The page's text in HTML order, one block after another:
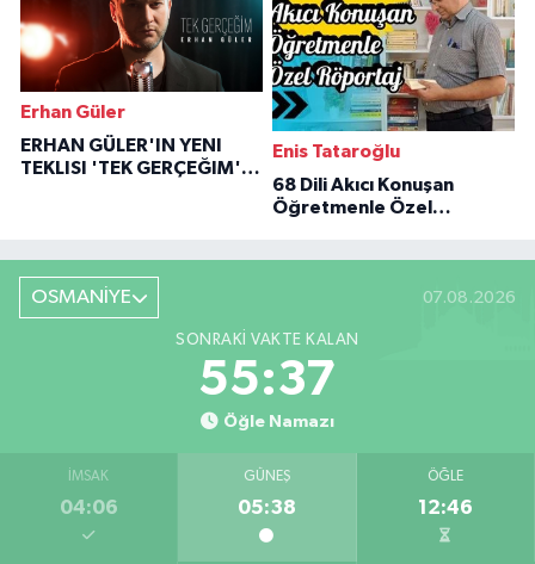
Erhan Güler
ERHAN GÜLER'IN YENI
TEKLISI 'TEK GERÇEĞIM'LE
Enis Tataroğlu
68 Dili Akıcı Konuşan
Öğretmenle Özel
OSMANİYE 07.08.2026
SONRAKI VAKTE KALAN
55:36
Öğle Namazı
İMSAK
04:06
GÜNEŞ
05:38
ÖĞLE
12:46